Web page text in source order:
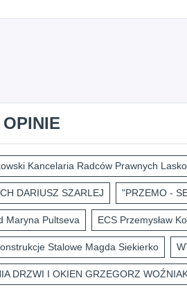
Kancelaria Radców Prawnych
DARIUSZ SZARLEJ "PRZEMO -
Maryna Pultseva ECS Przemysław
Stalowe Magda Siekierko
DRZWI I OKIEN GRZEGORZ